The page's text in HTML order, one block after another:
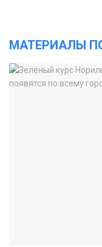
МАТЕРИАЛЫ